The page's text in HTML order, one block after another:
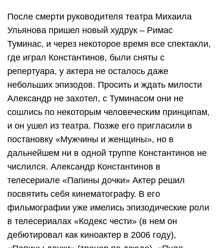
После смерти руководителя театра Михаила
Ульянова пришел новый худрук – Римас
Туминас, и через некоторое время все спектакли,
где играл Константинов, были сняты с
репертуара, у актера не осталось даже
небольших эпизодов. Просить и ждать милости
Александр не захотел, с Туминасом они не
сошлись по некоторым человеческим принципам,
и он ушел из театра. Позже его пригласили в
постановку «Мужчины и женщины», но в
дальнейшем ни в одной труппе Константинов не
числился. Александр Константинов в
телесериале «Папины дочки» Актер решил
посвятить себя кинематографу. В его
фильмографии уже имелись эпизодические роли
в телесериалах «Кодекс чести» (в нем он
дебютировал как киноактер в 2006 году),